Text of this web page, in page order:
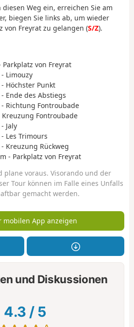
Weg ein, erreichen Sie am
biegen Sie links ab, um wieder
von Freyrat zu gelangen (S/Z).
Parkplatz von Freyrat
Limouzy
Höchster Punkt
Ende des Abstiegs
Richtung Fontroubade
Kreuzung Fontroubade
Jaly
Les Trimours
Kreuzung Rückweg
- Parkplatz von Freyrat
plane voraus. Visorando und der
Tour können im Falle eines Unfalls
gemacht werden.
mobilen App anzeigen
und Diskussionen
4.3 / 5